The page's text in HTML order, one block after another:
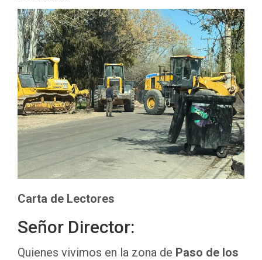
p
p
o
k
Carta de Lectores
Señor Director:
Quienes vivimos en la zona de Paso de los